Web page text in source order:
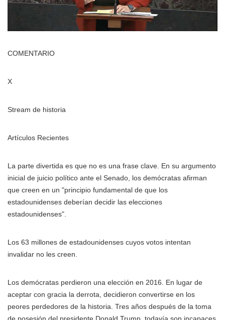
COMENTARIO
X
Stream de historia
Artículos Recientes
La parte divertida es que no es una frase clave. En su argumento
inicial de juicio político ante el Senado, los demócratas afirman
que creen en un "principio fundamental de que los
estadounidenses deberían decidir las elecciones
estadounidenses".
Los 63 millones de estadounidenses cuyos votos intentan
invalidar no les creen.
Los demócratas perdieron una elección en 2016. En lugar de
aceptar con gracia la derrota, decidieron convertirse en los
peores perdedores de la historia. Tres años después de la toma